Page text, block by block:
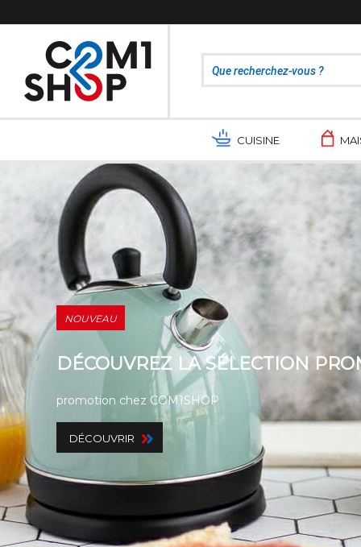
CUISINE
NOUVEAU
DÉCOUVREZ LA SÉLECTION
promotion chez COM1SHOP
DÉCOUVRIR